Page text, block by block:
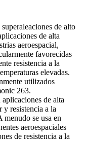
de alto
de alta
aeroespacial,
favorecidas
resistencia a la
elevadas.
utilizados
263.
de alta
y resistencia a la
menudo se usa en
aeroespaciales
de resistencia a la